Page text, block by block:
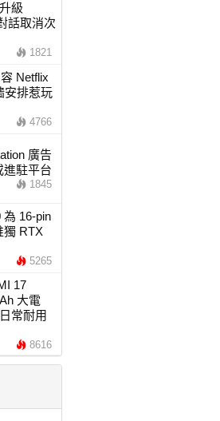
升級
話取消次
1821
Netflix
排惹玩
4766
廣告
駐平台
1845
為 16-pin
RTX
5265
17
大電
常耐用
8616